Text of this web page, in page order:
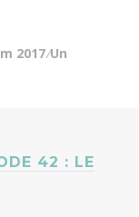
2017 Un
42 : LE